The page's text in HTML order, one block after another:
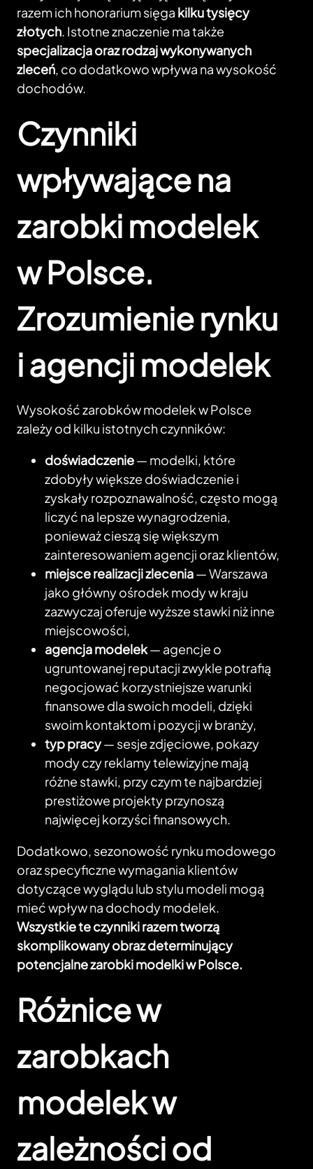
razem ich honorarium sięga kilku tysięcy
złotych. Istotne znaczenie ma także
specjalizacja oraz rodzaj wykonywanych
zleceń, co dodatkowo wpływa na wysokość
dochodów.
Czynniki
wpływające na
zarobki modelek
w Polsce.
Zrozumienie rynku
i agencji modelek
Wysokość zarobków modelek w Polsce
zależy od kilku istotnych czynników:
doświadczenie— modelki, które
zdobyły większe doświadczenie i
zyskały rozpoznawalność, często mogą
liczyć na lepsze wynagrodzenia,
ponieważ cieszą się większym
zainteresowaniem agencji oraz klientów,
miejsce realizacji zlecenia— Warszawa
jako główny ośrodek mody w kraju
zazwyczaj oferuje wyższe stawki niż inne
miejscowości,
agencja modelek— agencje o
ugruntowanej reputacji zwykle potrafią
negocjować korzystniejsze warunki
finansowe dla swoich modeli, dzięki
swoim kontaktom i pozycji w branży,
typ pracy— sesje zdjęciowe, pokazy
mody czy reklamy telewizyjne mają
różne stawki, przy czym te najbardziej
prestiżowe projekty przynoszą
najwięcej korzyści finansowych.
Dodatkowo, sezonowość rynku modowego
oraz specyficzne wymagania klientów
dotyczące wyglądu lub stylu modeli mogą
mieć wpływ na dochody modelek.
Wszystkie te czynniki razem tworzą
skomplikowany obraz determinujący
potencjalne zarobki modelki w Polsce.
Różnice w
zarobkach
modelek w
zależności od